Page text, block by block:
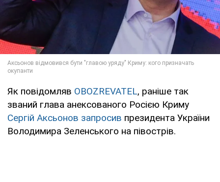
Як повідомляв OBOZREVATEL, раніше так
званий глава анексованого Росією Криму
Сергій Аксьонов запросив президента України
Володимира Зеленського на півострів.